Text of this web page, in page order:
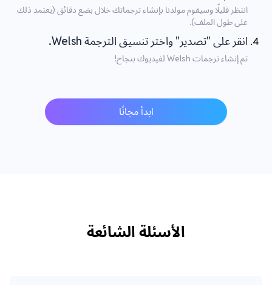
انتظر قليلًا وسيقوم مولدنا بإنشاء ترجماتك خلال بضع دقائق (يعتمد ذلك
على طول الملف).
انقر على "تصدير" واختر تنسيق الترجمة Welsh.
تم إنشاء ترجمات Welsh لفيديوك بنجاح!
ابدأ مجانًا
الأسئلة الشائعة